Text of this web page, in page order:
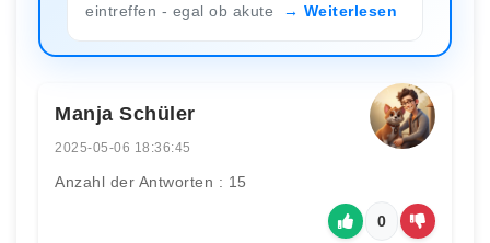
eintreffen - egal ob akute
Weiterlesen
Manja Schüler
2025-05-06 18:36:45
Anzahl der Antworten : 15
0